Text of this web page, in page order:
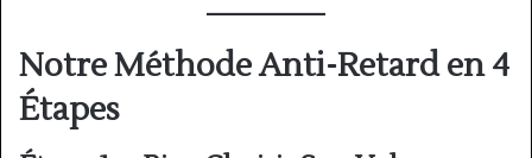
Notre Méthode Anti-Retard en 4
Étapes